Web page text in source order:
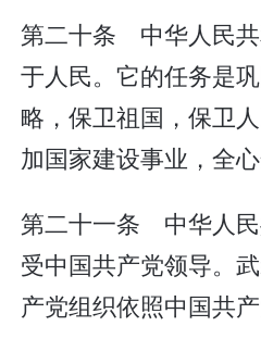
第二十条 中华人民
于人民。它的任务是
略，保卫祖国，保卫
加国家建设事业，全
第二十一条 中华人
受中国共产党领导。
产党组织依照中国共